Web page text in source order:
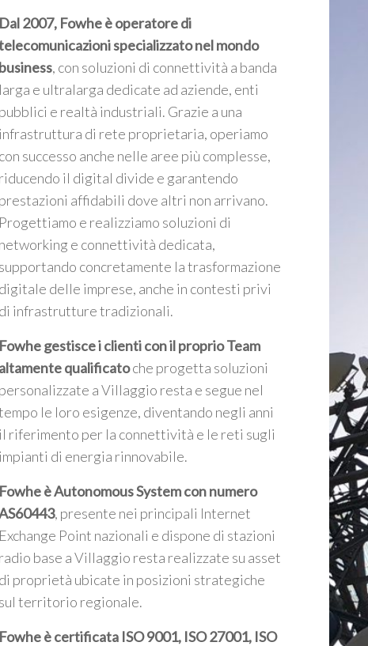
Dal 2007, Fowhe è operatore di
specializzato nel mondo
business, con soluzioni di connettività a banda
larga e ultralarga dedicate ad aziende, enti
pubblici e realtà industriali. Grazie a una
infrastruttura di rete proprietaria, operiamo
con successo anche nelle aree più complesse,
riducendo il digital divide e garantendo
prestazioni affidabili dove altri non arrivano.
Progettiamo e realizziamo soluzioni di
networking e connettività dedicata,
supportando concretamente la trasformazione
digitale delle imprese, anche in contesti privi
di infrastrutture tradizionali.
Fowhe gestisce i clienti con il proprio Team
altamente qualificatoche progetta soluzioni
personalizzate a Villaggio resta e segue nel
le loro esigenze, diventando negli anni
il riferimento per la connettività e le reti sugli
impianti di energia rinnovabile.
Fowhe è Autonomous System con numero
, presente nei principali Internet
Exchange Point nazionali e dispone di stazioni
radio base a Villaggio resta realizzate su asset
di proprietà ubicate in posizioni strategiche
sul territorio regionale.
Fowhe è certificata ISO 9001, ISO 27001, ISO